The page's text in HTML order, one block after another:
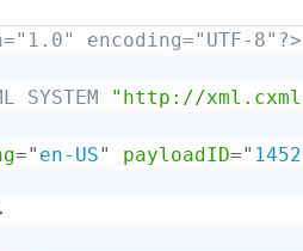
encoding="UTF-8"?>
SYSTEM "http://
=" en-US" payloadID="